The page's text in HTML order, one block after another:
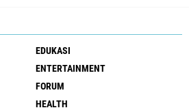
EDUKASI
ENTERTAINMENT
FORUM
HEALTH